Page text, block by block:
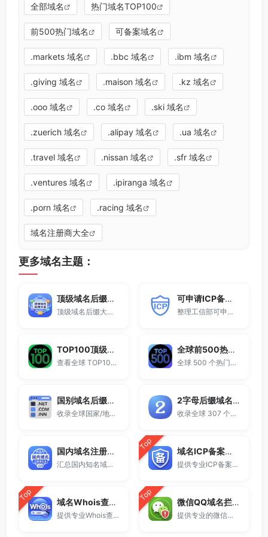
全部域名 热门域名TOP100
前500热门域名 可备案域名
.markets 域名 .bbc 域名 .ibm 域名
.giving 域名 .maison 域名 .kz 域名
.ooo 域名 .co 域名 .ski 域名
.zuerich 域名 .alipay 域名 .ua 域名
.travel 域名 .nissan 域名 .sfr 域名
.ventures 域名 .ipiranga 域名
.porn 域名 .racing 域名
域名注册商大全
更多域名主题：
顶级域名后缀大全
顶级域名后缀大全收录全球已开放注册的所有TLD后缀，包括gTLD、ccTLD、品牌域名后缀等。
可申请ICP备案域名后缀大全
整理工信部可申请ICP网站备案的域名后缀大全。
TOP100顶级域名后缀排名榜
查看全球 TOP100 域名后缀。
全球前500热门域名后缀排行
全球 500 个热门域名后缀排名，展示注册量排行、是否可备案、适用范围与用途简介，帮助企业与个人在 2025 年快速选择合适的顶级域名。
国别域名后缀大全
收录全球国家/地区代码顶级域名。
2字母后缀域名大全
收录全球 307 个两字符域名后缀。
国内域名注册商大全
汇总国内知名域名注册商与服务平台。
Top 域名ICP备案查询
提供专业ICP备案查询与网站备案信息查询服务，支持域名备案号查询、网站是否备案检测及备案信息快速获取，适用于站长工具、域名检测与SEO分析。
Top 域名Whois查询工具
提供专业Whois查询与域名信息查询服务，支持查询域名注册信息、注册商、到期时间及DNS记录，适用于域名检测、SEO分析及站长工具使用。
Top 微信QQ域名拦截检测
提供专业的微信拦截检测、QQ拦截检测、域名被墙检测服务，一键查询网站是否被封、被拦截或被限制访问。